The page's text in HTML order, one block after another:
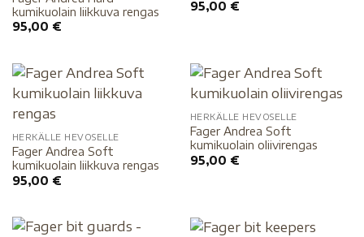
kumikuolain liikkuva rengas
95,00 €
95,00 €
HERKÄLLE HEVOSELLE
Fager Andrea Soft
kumikuolain liikkuva rengas
95,00 €
HERKÄLLE HEVOSELLE
Fager Andrea Soft
kumikuolain oliivirengas
95,00 €